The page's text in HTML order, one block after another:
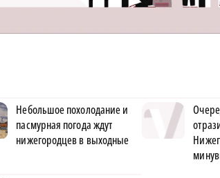
Небольшое похолодание и
пасмурная погода ждут
нижегородцев в выходные